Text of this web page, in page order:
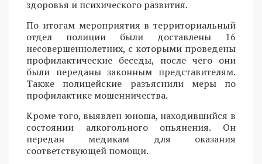
здоровья и психического развития.
По итогам мероприятия в территориальный
отдел полиции были доставлены 16
несовершеннолетних, с которыми проведены
профилактические беседы, после чего они
были переданы законным представителям.
Также полицейские разъяснили меры по
профилактике мошенничества.
Кроме того, выявлен юноша, находившийся в
состоянии алкогольного опьянения. Он
передан медикам для оказания
соответствующей помощи.